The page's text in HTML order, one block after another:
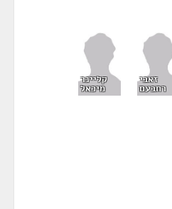
זאבי
רחבעם
קליינר
מיכאל